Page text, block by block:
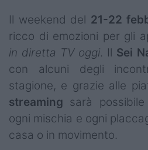
Rugby World Cup
Super Rugby
Rugby in TV
Mercato
Serie A Elite
Il weekend del 21-22
ricco di emozioni per gli
in diretta TV oggi. Il Sei
con alcuni degli
stagione, e grazie alle
streaming sarà
ogni mischia e ogni
casa o in movimento.